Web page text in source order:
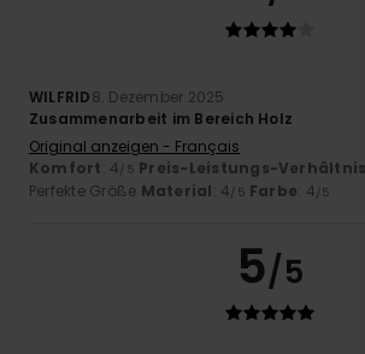
WILFRID8. Dezember 2025
Zusammenarbeit im Bereich Holz
Original anzeigen - Français
Komfort: 4/5 Preis-Leistungs-Verhältnis
Perfekte Größe Material: 4/5 Farbe: 4/5
5/5